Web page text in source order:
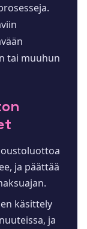
tai muuhun
ja päättää
käsittely
ja